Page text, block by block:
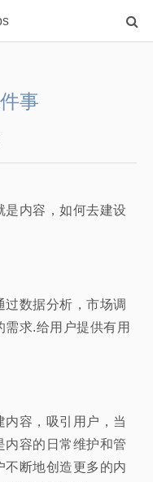
事
是内容，如何去建设
数据分析，市场调
求.给用户提供有用
容，吸引用户，当
内容的日常维护和管
不断地创造更多的内